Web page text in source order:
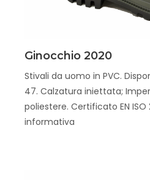
Scopri
Ginocchio 2020
Stivali da uomo in PVC.
47. Calzatura iniettata;
poliestere. Certificato EN ISO
informativa